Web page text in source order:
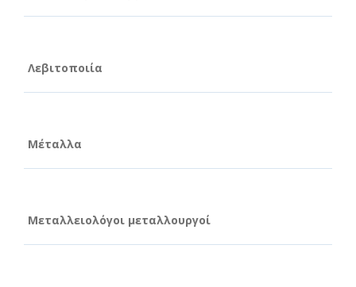
Λεβιτοποιία
Μέταλλα
Μεταλλειολόγοι μεταλλουργοί